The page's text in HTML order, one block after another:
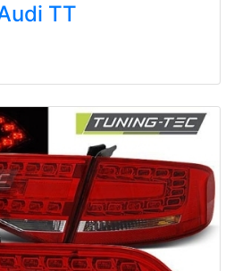
TT